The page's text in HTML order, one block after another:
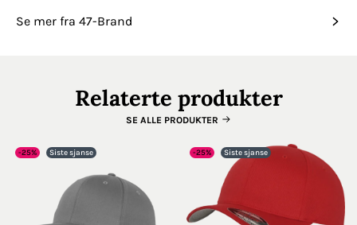
Se mer fra 47-Brand
Relaterte produkter
SE ALLE PRODUKTER
-25% Siste sjanse -25% Siste sjanse